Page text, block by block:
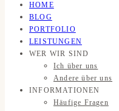
HOME
BLOG
PORTFOLIO
LEISTUNGEN
WER WIR SIND
Ich über uns
Andere über uns
INFORMATIONEN
Häufige Fragen